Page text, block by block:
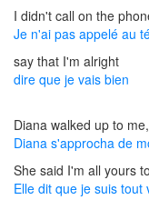
I didn't call on the
Je n'ai pas appelé au
say that I'm alright
dire que je vais bien
Diana walked up to me,
Diana s'approcha de
She said I'm all yours
Elle dit que je suis tout